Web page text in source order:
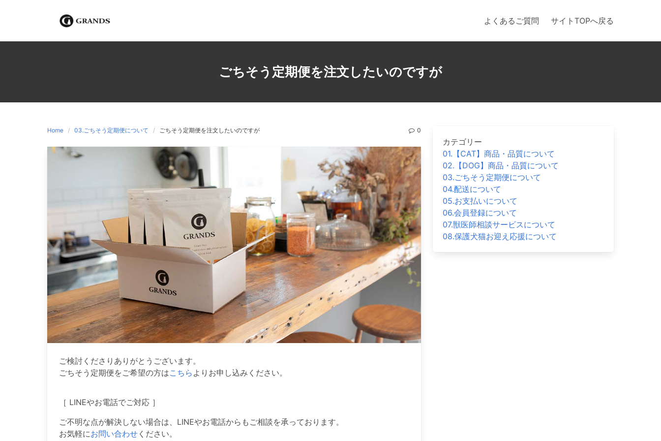
よくあるご質問 サイトTOPへ戻る
ごちそう定期便を注文したいのですが
Home 03.ごちそう定期便について ごちそう定期便を注文したいのですが 0
ご検討くださりありがとうございます。
ごちそう定期便をご希望の方はこちら よりお申し込みください。
［ LINEやお電話でご対応 ］
ご不明な点が解決しない場合は、LINEやお電話からもご相談を承っております。
お気軽にお問い合わせ ください。
カテゴリー
01.【CAT】商品・品質について
02.【DOG】商品・品質について
03.ごちそう定期便について
04.配送について
05.お支払いについて
06.会員登録について
07.獣医師相談サービスについて
08.保護犬猫お迎え応援について